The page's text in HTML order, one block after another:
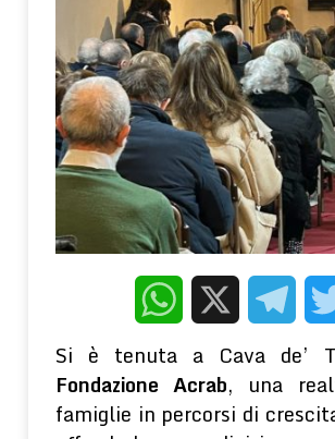
[ 5 Agosto 2026 ] Perché la musica ci
WELLNESS E PSICOLOGIA
[ 5 Agosto 2026 ] Monteforte Irpino:
mentre si cerca una soluzione
[ 5 Agosto 2026 ]
La testimonianza di un
PASSATO
[ 5 Agosto 2026 ] Gli effetti
WhatsApp
X
Si è tenuta a Cava de’
Fondazione Acrab, una
famiglie in percorsi di